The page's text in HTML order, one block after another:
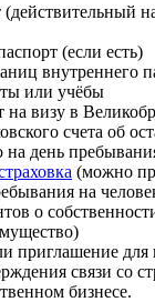
(действительный
(если есть)
внутреннего
или учёбы
на визу в
счета об
на день
(можно
на
о
приглашение для
связи со
бизнесе.